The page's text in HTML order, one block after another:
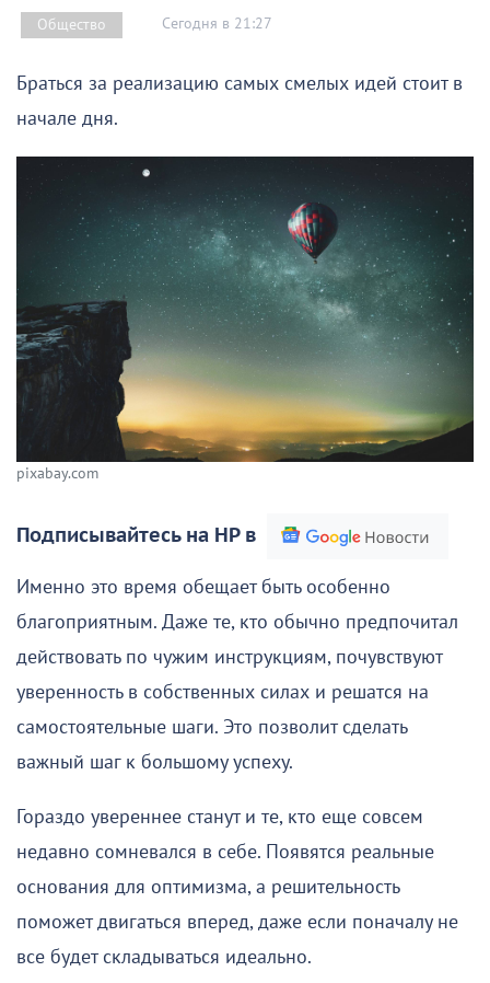
Общество Сегодня в 21:27
Браться за реализацию самых смелых идей стоит в
начале дня.
pixabay.com
Подписывайтесь на НР в
Именно это время обещает быть особенно
благоприятным. Даже те, кто обычно предпочитал
действовать по чужим инструкциям, почувствуют
уверенность в собственных силах и решатся на
самостоятельные шаги. Это позволит сделать
важный шаг к большому успеху.
Гораздо увереннее станут и те, кто еще совсем
недавно сомневался в себе. Появятся реальные
основания для оптимизма, а решительность
поможет двигаться вперед, даже если поначалу не
все будет складываться идеально.